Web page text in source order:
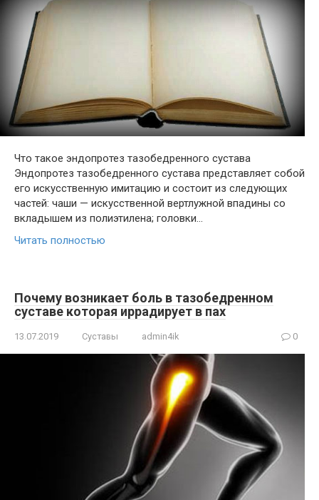
Что такое эндопротез тазобедренного сустава
Эндопротез тазобедренного сустава представляет собой
его искусственную имитацию и состоит из следующих
частей: чаши — искусственной вертлужной впадины со
вкладышем из полиэтилена; головки…
Читать полностью
Почему возникает боль в тазобедренном
суставе которая иррадирует в пах
13.07.2019 Суставы admin4ik 0